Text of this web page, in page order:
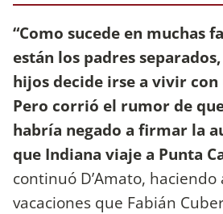
“Como sucede en muchas
están los padres
hijos decide irse a vivir con
Pero corrió el rumor de
habría negado a firmar la
que Indiana viaje a Punta
continuó D’Amato,
vacaciones que Fabián